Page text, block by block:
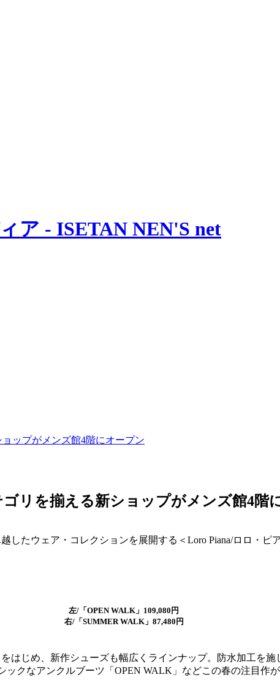
ア - ISETAN NEN'S net
ップがメンズ館4階にオープン
リを揃える新ショップがメンズ館4階
たウェア・コレクションを展開する＜Loro Piana/ロロ・ピ
左/「OPEN WALK」109,080円
右/「SUMMER WALK」87,480円
はじめ、新作シューズも幅広くラインナップ。防水加工を
クなアンクルブーツ「OPEN WALK」などこの春の注目作が